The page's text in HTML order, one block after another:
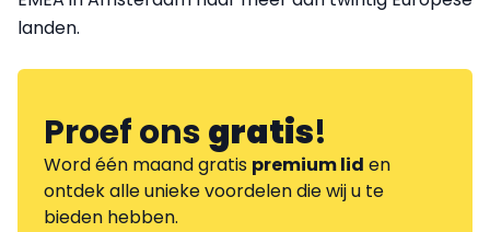
landen.
Proef onsgratis!
Word één maand gratis premium lid en
ontdek alle unieke voordelen die wij u te
bieden hebben.